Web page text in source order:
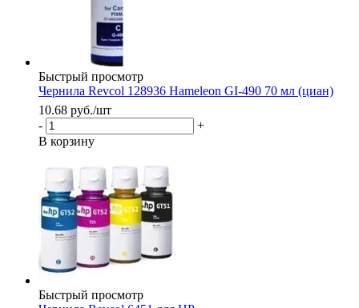
Быстрый просмотр
Чернила Revcol 128936 Hameleon GI-490 70 мл (циан)
10.68 руб./шт
-
+
В корзину
Быстрый просмотр